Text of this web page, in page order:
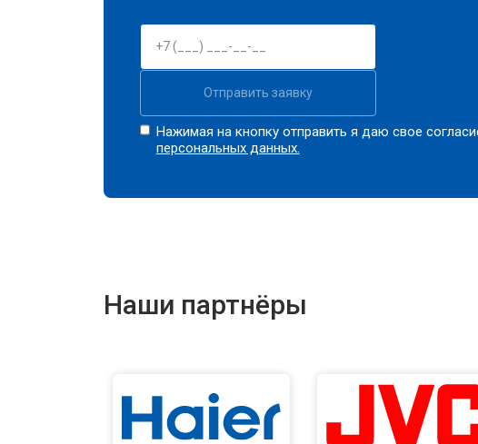
Прошивка BIOS ноутбука Panasonic
Замена северного моста
Отправить заявку
Нажимая на кнопку отправить я даю свое
персональных данных.
Наши партнёры